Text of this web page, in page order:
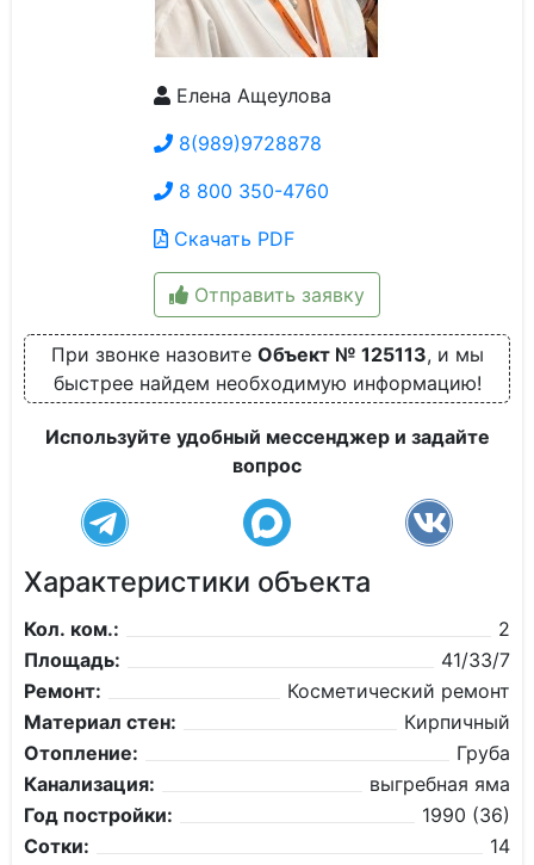
Елена Ащеулова
8(989)9728878
8 800 350-4760
Скачать PDF
Отправить заявку
При звонке назовите Объект № 125113, и мы
быстрее найдем необходимую информацию!
Используйте удобный мессенджер и задайте
вопрос
Характеристики объекта
Кол. ком.:
2
Площадь:
41/33/7
Ремонт:
Косметический ремонт
Материал стен:
Кирпичный
Отопление:
Груба
Канализация:
выгребная яма
Год постройки:
1990 (36)
Сотки:
14